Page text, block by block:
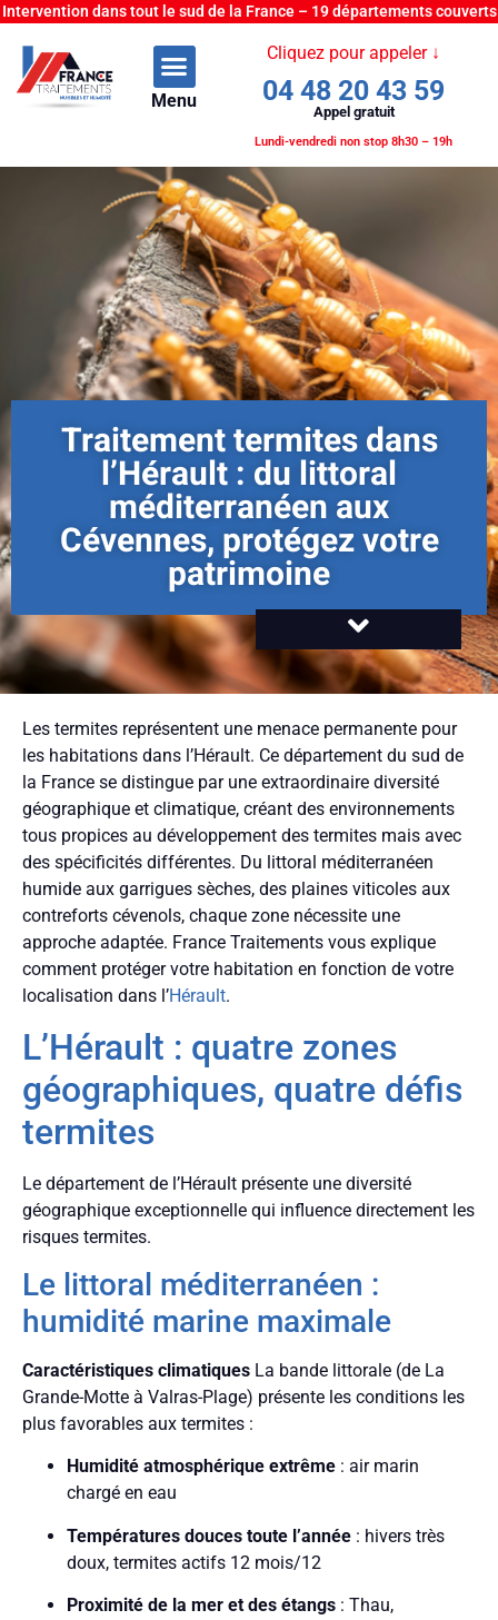
Intervention dans tout le sud de la France – 19 départements couverts
Menu
Cliquez pour appeler ↓
04 48 20 43 59
Appel gratuit
Lundi-vendredi non stop 8h30 – 19h
Traitement termites dans
l’Hérault : du littoral
méditerranéen aux
Cévennes, protégez votre
patrimoine
Les termites représentent une menace permanente pour
les habitations dans l’Hérault. Ce département du sud de
la France se distingue par une extraordinaire diversité
géographique et climatique, créant des environnements
tous propices au développement des termites mais avec
des spécificités différentes. Du littoral méditerranéen
humide aux garrigues sèches, des plaines viticoles aux
contreforts cévenols, chaque zone nécessite une
approche adaptée. France Traitements vous explique
comment protéger votre habitation en fonction de votre
localisation dans l’Hérault.
L’Hérault : quatre zones
géographiques, quatre défis
termites
Le département de l’Hérault présente une diversité
géographique exceptionnelle qui influence directement les
risques termites.
Le littoral méditerranéen :
humidité marine maximale
Caractéristiques climatiques La bande littorale (de La
Grande-Motte à Valras-Plage) présente les conditions les
plus favorables aux termites :
Humidité atmosphérique extrême : air marin
chargé en eau
Températures douces toute l’année : hivers très
doux, termites actifs 12 mois/12
Proximité de la mer et des étangs : Thau,